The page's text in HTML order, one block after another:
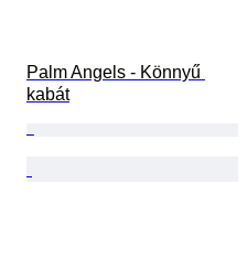
Palm Angels - Könnyű
kabát